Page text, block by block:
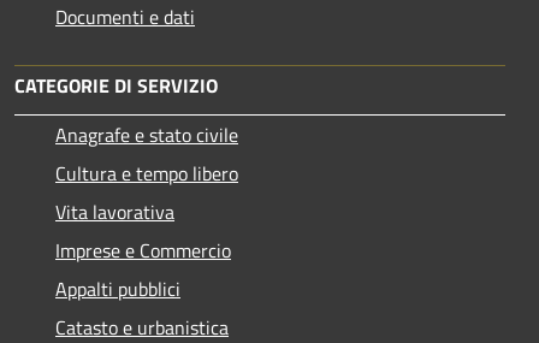
Documenti e dati
CATEGORIE DI SERVIZIO
Anagrafe e stato civile
Cultura e tempo libero
Vita lavorativa
Imprese e Commercio
Appalti pubblici
Catasto e urbanistica